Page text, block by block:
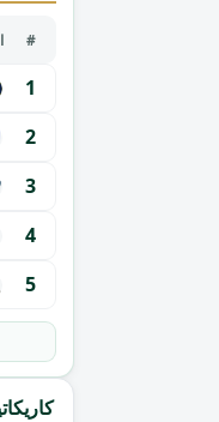
#
1
2
3
4
5